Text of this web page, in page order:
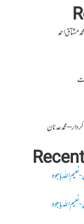
مشتاق احمد
– محمد عدنان
اللہ باجوہ
اللہ باجوہ